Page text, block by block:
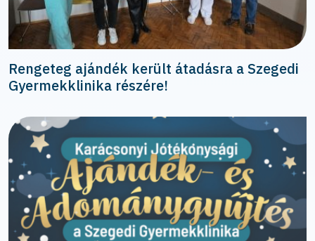
Rengeteg ajándék került átadásra a Szegedi
Gyermekklinika részére!